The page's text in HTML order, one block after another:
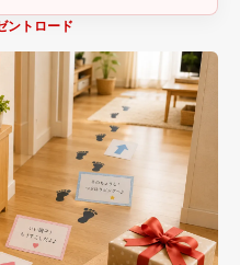
ントロード